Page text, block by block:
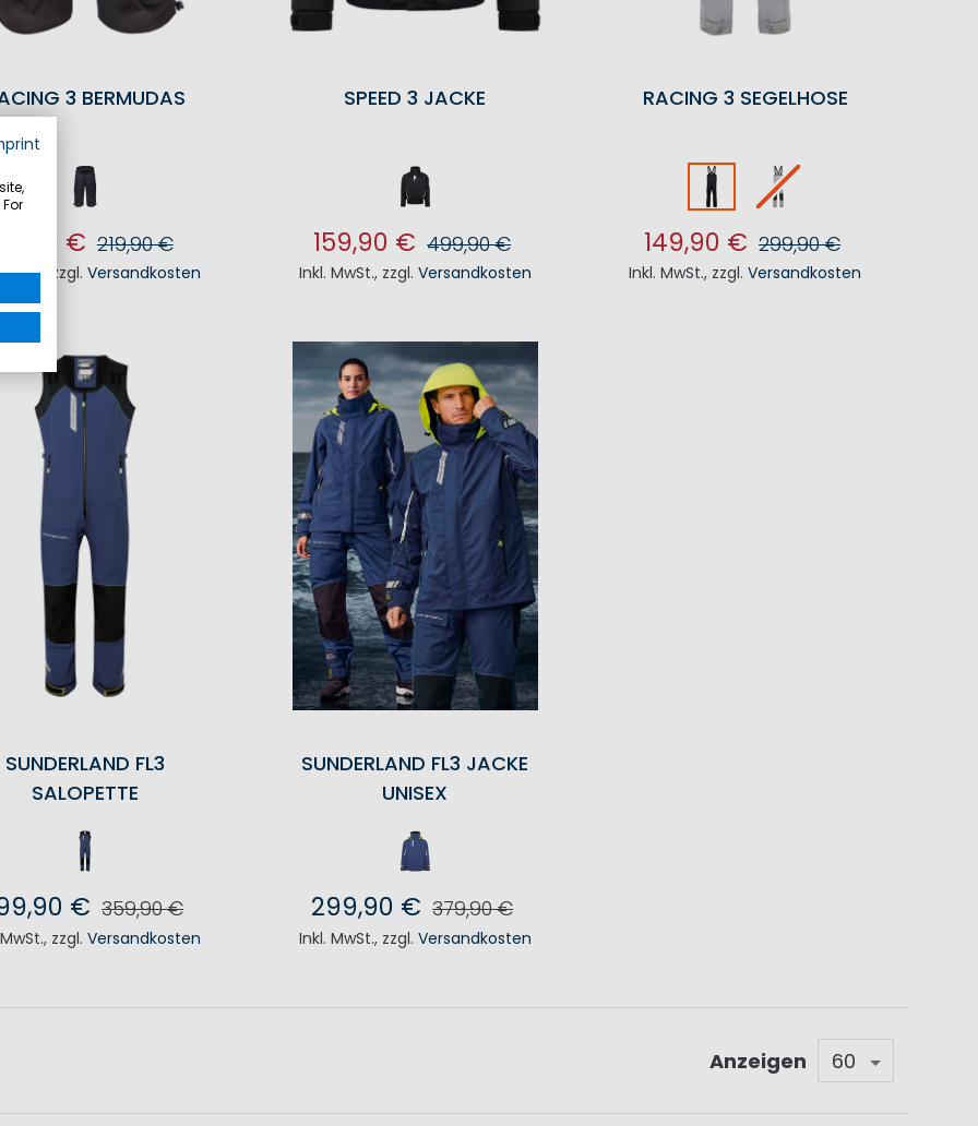
3 BERMUDAS
89,90 € 219,90 €
zzgl.Versandkosten
DEN WARENKORB
SPEED 3 JACKE
159,90 € 499,90 €
Inkl. MwSt., zzgl. Versandkosten
RACING 3 SEGELHOSE
149,90 € 299,90 €
Inkl. MwSt., zzgl.Versandkosten
SUNDERLAND FL3
SALOPETTE
€ 359,90 €
, zzgl.Versandkosten
SUNDERLAND FL3 JACKE
UNISEX
299,90 € 379,90 €
Inkl. MwSt., zzgl. Versandkosten
Anzeigen